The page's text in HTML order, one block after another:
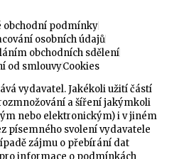
obchodní podmínky
osobních údajů
obchodních sdělení
od smlouvyCookies
vydavatel. Jakékoli užití částí
a šíření jakýmkoli
nebo elektronickým) i v jiném
písemného svolení vydavatele
zájmu o přebírání dat
pro informace o podmínkách